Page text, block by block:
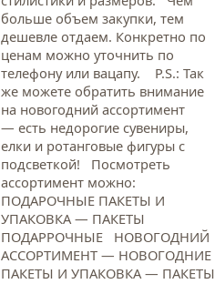
больше объем закупки, тем
дешевле отдаем. Конкретно по
ценам можно уточнить по
телефону или вацапу. Р.S.: Так
же можете обратить внимание
на новогодний ассортимент
— есть недорогие сувениры,
елки и ротанговые фигуры с
подсветкой! Посмотреть
ассортимент можно:
ПОДАРОЧНЫЕ ПАКЕТЫ И
УПАКОВКА — ПАКЕТЫ
ПОДАРРОЧНЫЕ НОВОГОДНИЙ
АССОРТИМЕНТ — НОВОГОДНИЕ
ПАКЕТЫ И УПАКОВКА — ПАКЕТЫ